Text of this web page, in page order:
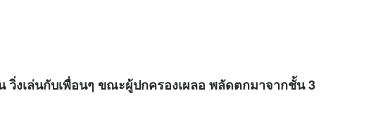
วิ่งเล่นกับเพื่อนๆ ขณะผู้ปกครองเผลอ พลัดตกมาจากชั้น 3